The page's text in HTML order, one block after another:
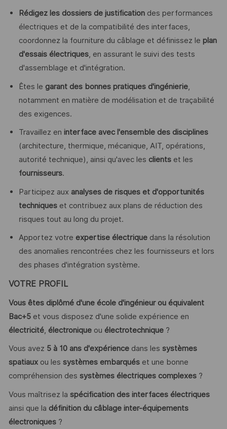
Rédigez les dossiers de justificationdes performances
électriques et de la compatibilité des interfaces,
coordonnez la fourniture du câblage et définissez le plan
d'essais électriques, en assurant le suivi des tests
d'assemblage et d'intégration.
Êtes le garant des bonnes pratiques d'ingénierie,
notamment en matière de modélisation et de traçabilité
des exigences.
Travaillez en interface avec l'ensemble des disciplines
(architecture, thermique, mécanique, AIT, opérations,
autorité technique), ainsi qu'avec les clientset les
fournisseurs.
Participez aux analyses de risques et d'opportunités
techniqueset contribuez aux plans de réduction des
risques tout au long du projet.
Apportez votre expertise électriquedans la résolution
des anomalies rencontrées chez les fournisseurs et lors
des phases d'intégration système.
VOTRE PROFIL
Vous êtes diplômé d'une école d'ingénieur ou équivalent
Bac+5et vous disposez d'une solide expérience en
électricité, électroniqueou électrotechnique?
Vous avez 5 à 10 ans d'expériencedans les systèmes
spatiauxou les systèmes embarquéset une bonne
compréhension des systèmes électriques complexes?
Vous maîtrisez la spécification des interfaces électriques
ainsi que la définition du câblage inter-équipements
électroniques?